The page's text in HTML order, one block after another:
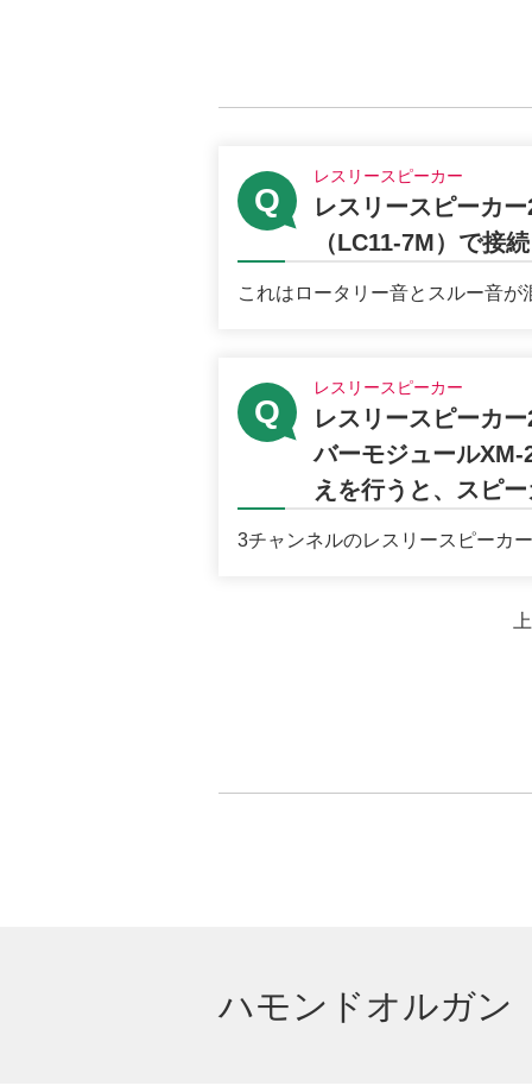
レスリースピーカー
レスリースピーカ
（LC11-7M）で接
これはロータリー音とスルー音
レスリースピーカー
レスリースピーカ
バーモジュール
えを行うと、スピ
3チャンネルのレスリースピーカ
ハモンドオルガン